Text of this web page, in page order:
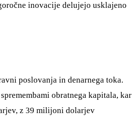
inovacije delujejo usklajeno
poslovanja in denarnega toka.
obratnega kapitala, kar
z 39 milijoni dolarjev